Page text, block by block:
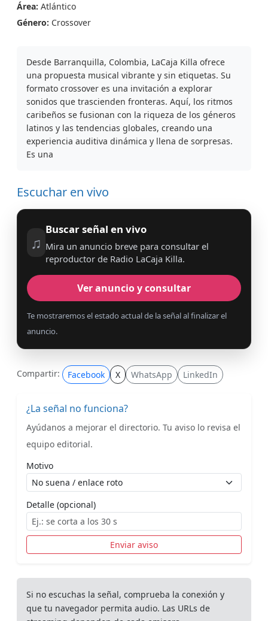
Área: Atlántico
Género: Crossover
Desde Barranquilla, Colombia, LaCaja Killa ofrece
una propuesta musical vibrante y sin etiquetas. Su
formato crossover es una invitación a explorar
sonidos que trascienden fronteras. Aquí, los ritmos
caribeños se fusionan con la riqueza de los géneros
latinos y las tendencias globales, creando una
experiencia auditiva dinámica y llena de sorpresas.
Es una
Escuchar en vivo
♫
Buscar señal en vivo
Mira un anuncio breve para consultar el
reproductor de Radio LaCaja Killa.
Ver anuncio y consultar
Te mostraremos el estado actual de la señal al finalizar el
anuncio.
Compartir: Facebook X WhatsApp LinkedIn
¿La señal no funciona?
Ayúdanos a mejorar el directorio. Tu aviso lo revisa el
equipo editorial.
Motivo
Detalle (opcional)
Enviar aviso
Si no escuchas la señal, comprueba la conexión y
que tu navegador permita audio. Las URLs de